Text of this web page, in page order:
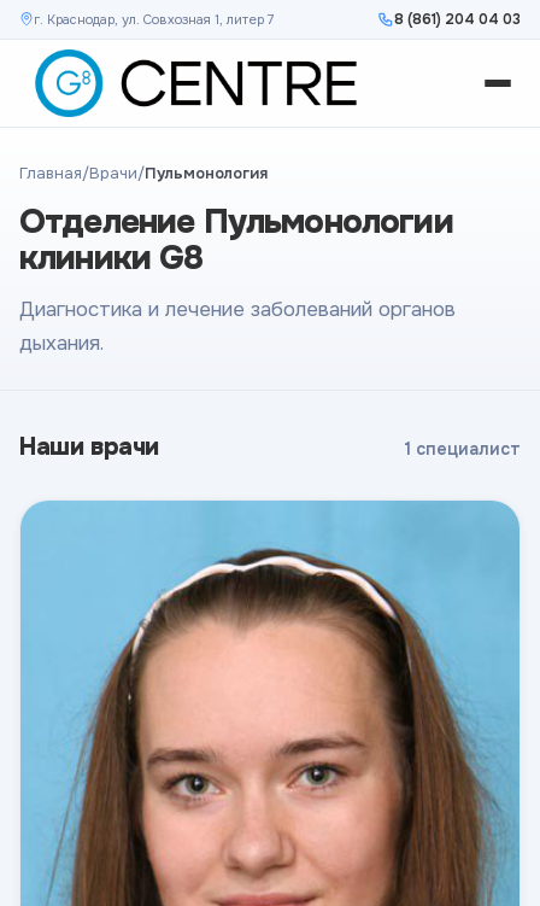
г. Краснодар, ул. Совхозная 1, литер 7 8 (861) 204 04 03
Главная/Врачи/Пульмонология
Отделение Пульмонологии
клиники G8
Диагностика и лечение заболеваний органов
дыхания.
Наши врачи 1 специалист